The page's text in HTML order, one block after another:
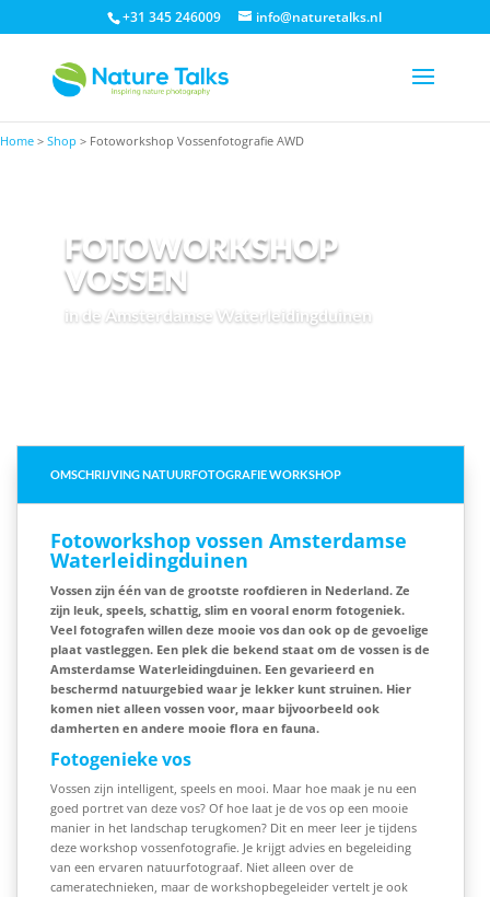
+31 345 246009 info@naturetalks.nl
Home > Shop > Fotoworkshop Vossenfotografie AWD
FOTOWORKSHOP
VOSSEN
in de Amsterdamse Waterleidingduinen
OMSCHRIJVING NATUURFOTOGRAFIE WORKSHOP
Fotoworkshop vossen Amsterdamse
Waterleidingduinen
Vossen zijn één van de grootste roofdieren in Nederland. Ze
zijn leuk, speels, schattig, slim en vooral enorm fotogeniek.
Veel fotografen willen deze mooie vos dan ook op de gevoelige
plaat vastleggen. Een plek die bekend staat om de vossen is de
Amsterdamse Waterleidingduinen. Een gevarieerd en
beschermd natuurgebied waar je lekker kunt struinen. Hier
komen niet alleen vossen voor, maar bijvoorbeeld ook
damherten en andere mooie flora en fauna.
Fotogenieke vos
Vossen zijn intelligent, speels en mooi. Maar hoe maak je nu een
goed portret van deze vos? Of hoe laat je de vos op een mooie
manier in het landschap terugkomen? Dit en meer leer je tijdens
deze workshop vossenfotografie. Je krijgt advies en begeleiding
van een ervaren natuurfotograaf. Niet alleen over de
cameratechnieken, maar de workshopbegeleider vertelt je ook